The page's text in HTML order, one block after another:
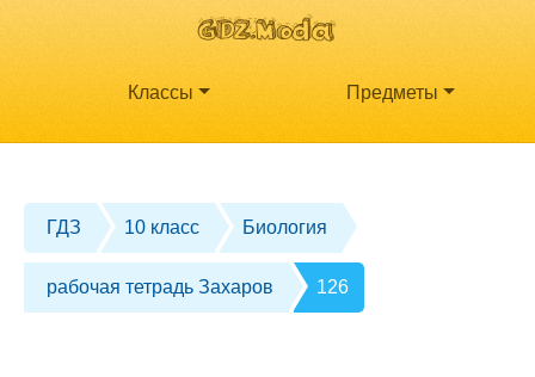
Классы Предметы
ГДЗ 10 класс Биология
рабочая тетрадь Захаров 126